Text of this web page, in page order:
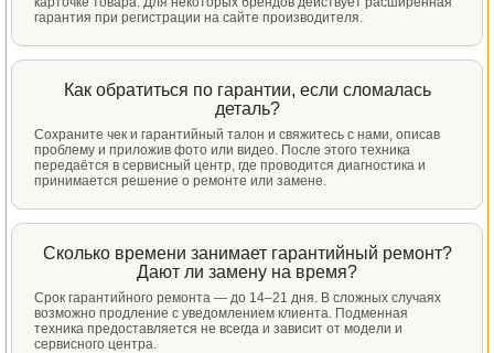
гарантия при регистрации на сайте производителя.
Как обратиться по гарантии, если сломалась
деталь?
Сохраните чек и гарантийный талон и свяжитесь с нами, описав
проблему и приложив фото или видео. После этого техника
передаётся в сервисный центр, где проводится диагностика и
принимается решение о ремонте или замене.
Сколько времени занимает гарантийный ремонт?
Дают ли замену на время?
Срок гарантийного ремонта — до 14–21 дня. В сложных случаях
возможно продление с уведомлением клиента. Подменная
техника предоставляется не всегда и зависит от модели и
сервисного центра.